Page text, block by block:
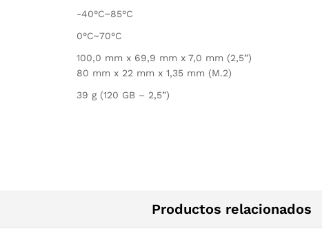
-40°C~85°C
0°C~70°C
100,0 mm x 69,9 mm x 7,0 mm (2,5”)
80 mm x 22 mm x 1,35 mm (M.2)
39 g (120 GB – 2,5”)
Productos relacionados